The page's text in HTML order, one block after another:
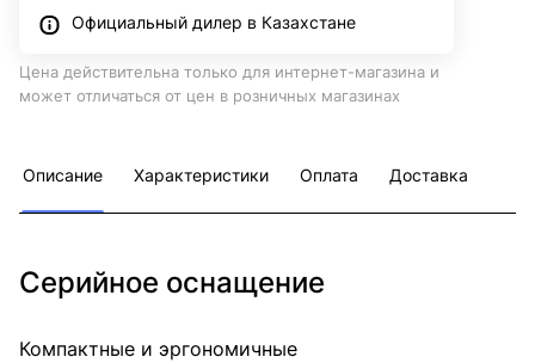
Официальный дилер в Казахстане
Цена действительна только для интернет-магазина и
может отличаться от цен в розничных магазинах
Описание Характеристики Оплата Доставка
Серийное оснащение
Компактные и эргономичные